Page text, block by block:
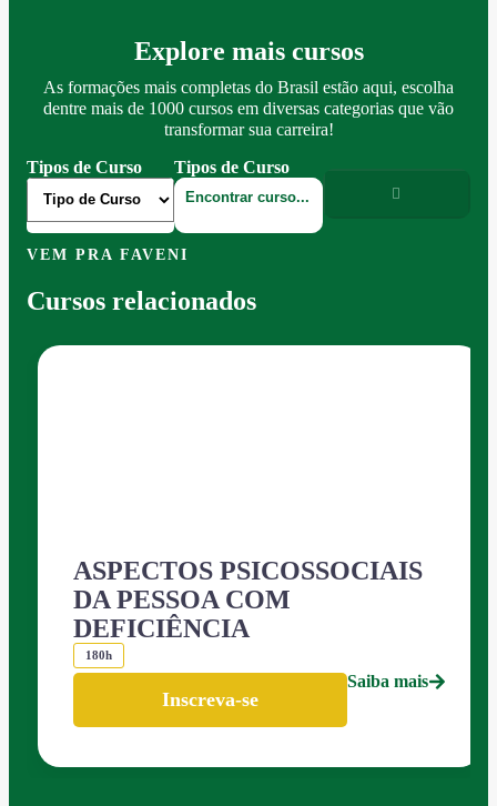
Explore mais cursos
As formações mais completas do Brasil estão aqui, escolha
dentre mais de 1000 cursos em diversas categorias que vão
transformar sua carreira!
Tipos de Curso
Tipos de Curso
VEM PRA FAVENI
Cursos relacionados
ASPECTOS PSICOSSOCIAIS
DA PESSOA COM
DEFICIÊNCIA
180h
Inscreva-se
Saiba mais